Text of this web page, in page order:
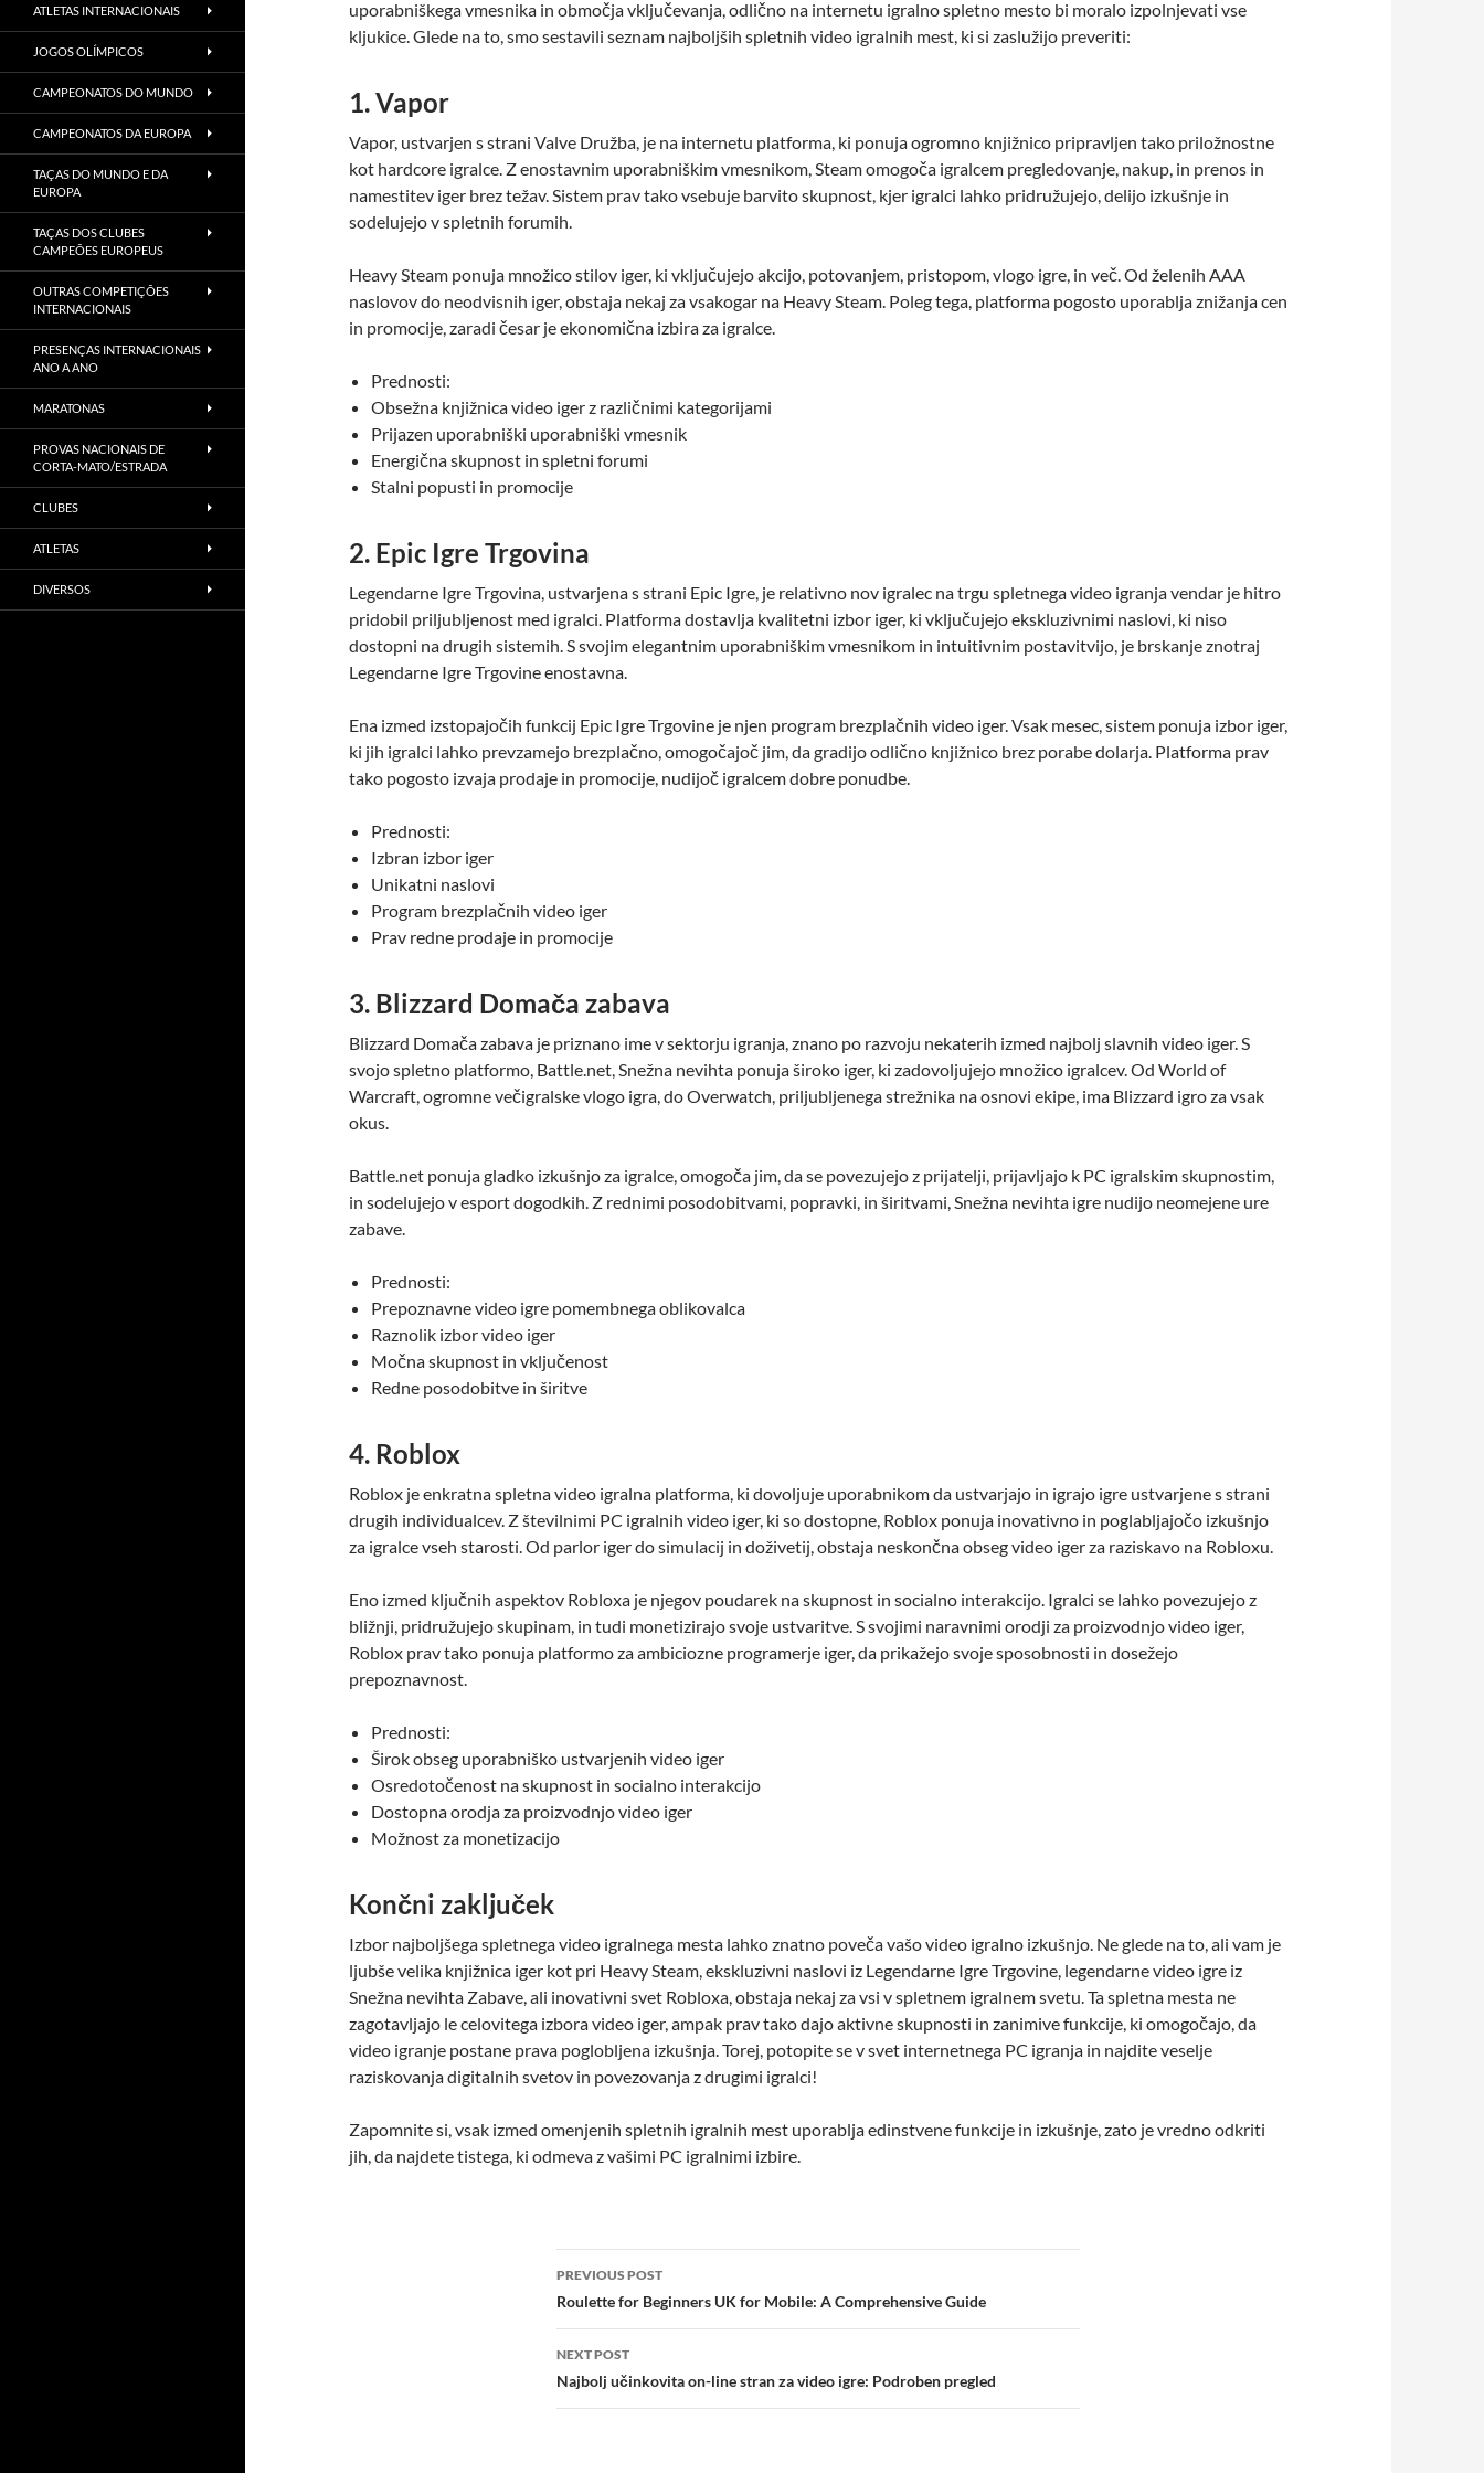
uporabniškega vmesnika in območja vključevanja, odlično na internetu igralno spletno mesto bi moralo izpolnjevati vse
kljukice. Glede na to, smo sestavili seznam najboljših spletnih video igralnih mest, ki si zaslužijo preveriti:
1. Vapor
Vapor, ustvarjen s strani Valve Družba, je na internetu platforma, ki ponuja ogromno knjižnico pripravljen tako priložnostne
kot hardcore igralce. Z enostavnim uporabniškim vmesnikom, Steam omogoča igralcem pregledovanje, nakup, in prenos in
namestitev iger brez težav. Sistem prav tako vsebuje barvito skupnost, kjer igralci lahko pridružujejo, delijo izkušnje in
sodelujejo v spletnih forumih.
Heavy Steam ponuja množico stilov iger, ki vključujejo akcijo, potovanjem, pristopom, vlogo igre, in več. Od želenih AAA
naslovov do neodvisnih iger, obstaja nekaj za vsakogar na Heavy Steam. Poleg tega, platforma pogosto uporablja znižanja cen
in promocije, zaradi česar je ekonomična izbira za igralce.
Prednosti:
Obsežna knjižnica video iger z različnimi kategorijami
Prijazen uporabniški uporabniški vmesnik
Energična skupnost in spletni forumi
Stalni popusti in promocije
2. Epic Igre Trgovina
Legendarne Igre Trgovina, ustvarjena s strani Epic Igre, je relativno nov igralec na trgu spletnega video igranja vendar je hitro
pridobil priljubljenost med igralci. Platforma dostavlja kvalitetni izbor iger, ki vključujejo ekskluzivnimi naslovi, ki niso
dostopni na drugih sistemih. S svojim elegantnim uporabniškim vmesnikom in intuitivnim postavitvijo, je brskanje znotraj
Legendarne Igre Trgovine enostavna.
Ena izmed izstopajočih funkcij Epic Igre Trgovine je njen program brezplačnih video iger. Vsak mesec, sistem ponuja izbor iger,
ki jih igralci lahko prevzamejo brezplačno, omogočajoč jim, da gradijo odlično knjižnico brez porabe dolarja. Platforma prav
tako pogosto izvaja prodaje in promocije, nudijoč igralcem dobre ponudbe.
Prednosti:
Izbran izbor iger
Unikatni naslovi
Program brezplačnih video iger
Prav redne prodaje in promocije
3. Blizzard Domača zabava
Blizzard Domača zabava je priznano ime v sektorju igranja, znano po razvoju nekaterih izmed najbolj slavnih video iger. S
svojo spletno platformo, Battle.net, Snežna nevihta ponuja široko iger, ki zadovoljujejo množico igralcev. Od World of
Warcraft, ogromne večigralske vlogo igra, do Overwatch, priljubljenega strežnika na osnovi ekipe, ima Blizzard igro za vsak
okus.
Battle.net ponuja gladko izkušnjo za igralce, omogoča jim, da se povezujejo z prijatelji, prijavljajo k PC igralskim skupnostim,
in sodelujejo v esport dogodkih. Z rednimi posodobitvami, popravki, in širitvami, Snežna nevihta igre nudijo neomejene ure
zabave.
Prednosti:
Prepoznavne video igre pomembnega oblikovalca
Raznolik izbor video iger
Močna skupnost in vključenost
Redne posodobitve in širitve
4. Roblox
Roblox je enkratna spletna video igralna platforma, ki dovoljuje uporabnikom da ustvarjajo in igrajo igre ustvarjene s strani
drugih individualcev. Z številnimi PC igralnih video iger, ki so dostopne, Roblox ponuja inovativno in poglabljajočo izkušnjo
za igralce vseh starosti. Od parlor iger do simulacij in doživetij, obstaja neskončna obseg video iger za raziskavo na Robloxu.
Eno izmed ključnih aspektov Robloxa je njegov poudarek na skupnost in socialno interakcijo. Igralci se lahko povezujejo z
bližnji, pridružujejo skupinam, in tudi monetizirajo svoje ustvaritve. S svojimi naravnimi orodji za proizvodnjo video iger,
Roblox prav tako ponuja platformo za ambiciozne programerje iger, da prikažejo svoje sposobnosti in dosežejo
prepoznavnost.
Prednosti:
Širok obseg uporabniško ustvarjenih video iger
Osredotočenost na skupnost in socialno interakcijo
Dostopna orodja za proizvodnjo video iger
Možnost za monetizacijo
Končni zaključek
Izbor najboljšega spletnega video igralnega mesta lahko znatno poveča vašo video igralno izkušnjo. Ne glede na to, ali vam je
ljubše velika knjižnica iger kot pri Heavy Steam, ekskluzivni naslovi iz Legendarne Igre Trgovine, legendarne video igre iz
Snežna nevihta Zabave, ali inovativni svet Robloxa, obstaja nekaj za vsi v spletnem igralnem svetu. Ta spletna mesta ne
zagotavljajo le celovitega izbora video iger, ampak prav tako dajo aktivne skupnosti in zanimive funkcije, ki omogočajo, da
video igranje postane prava poglobljena izkušnja. Torej, potopite se v svet internetnega PC igranja in najdite veselje
raziskovanja digitalnih svetov in povezovanja z drugimi igralci!
Zapomnite si, vsak izmed omenjenih spletnih igralnih mest uporablja edinstvene funkcije in izkušnje, zato je vredno odkriti
jih, da najdete tistega, ki odmeva z vašimi PC igralnimi izbire.
Post
navigation
PREVIOUS POST
Roulette for Beginners UK for Mobile: A Comprehensive Guide
NEXT POST
Najbolj učinkovita on-line stran za video igre: Podroben pregled
ATLETAS INTERNACIONAIS
JOGOS OLÍMPICOS
CAMPEONATOS DO MUNDO
CAMPEONATOS DA EUROPA
TAÇAS DO MUNDO E DA
EUROPA
TAÇAS DOS CLUBES
CAMPEÕES EUROPEUS
OUTRAS COMPETIÇÕES
INTERNACIONAIS
PRESENÇAS INTERNACIONAIS
ANO A ANO
MARATONAS
PROVAS NACIONAIS DE
CORTA-MATO/ESTRADA
CLUBES
ATLETAS
DIVERSOS